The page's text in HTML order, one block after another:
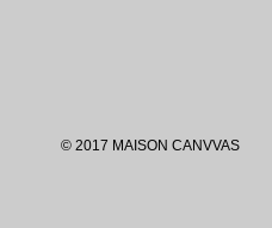
© 2017 MAISON CANVVAS